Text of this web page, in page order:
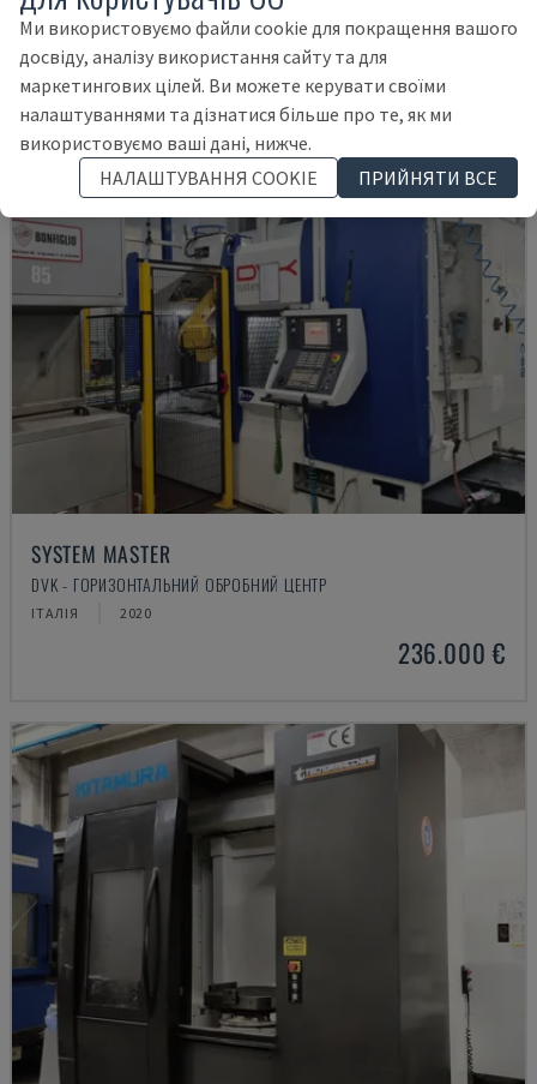
НІМЕЧЧИНА 2004
SYSTEM MASTER
DVK - ГОРИЗОНТАЛЬНИЙ ОБРОБНИЙ ЦЕНТР
ІТАЛІЯ 2020
236.000 €
Ми використовуємо файли cookie для покращення вашого
досвіду, аналізу використання сайту та для
маркетингових цілей. Ви можете керувати своїми
налаштуваннями та дізнатися більше про те, як ми
використовуємо ваші дані, нижче.
НАЛАШТУВАННЯ COOKIE
ПРИЙНЯТИ ВСЕ